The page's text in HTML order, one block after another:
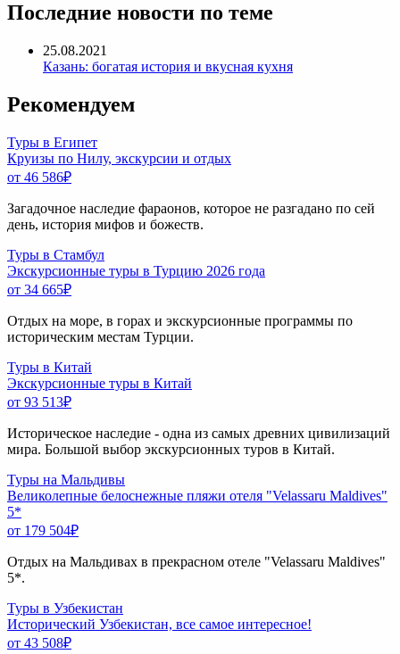
Последние новости по теме
25.08.2021
Казань: богатая история и вкусная кухня
Рекомендуем
Туры в Египет
Круизы по Нилу, экскурсии и отдых
от 46 586₽
Загадочное наследие фараонов, которое не разгадано по сей
день, история мифов и божеств.
Туры в Стамбул
Экскурсионные туры в Турцию 2026 года
от 34 665₽
Отдых на море, в горах и экскурсионные программы по
историческим местам Турции.
Туры в Китай
Экскурсионные туры в Китай
от 93 513₽
Историческое наследие - одна из самых древних цивилизаций
мира. Большой выбор экскурсионных туров в Китай.
Туры на Мальдивы
Великолепные белоснежные пляжи отеля "Velassaru Maldives"
5*
от 179 504₽
Отдых на Мальдивах в прекрасном отеле "Velassaru Maldives"
5*.
Туры в Узбекистан
Исторический Узбекистан, все самое интересное!
от 43 508₽